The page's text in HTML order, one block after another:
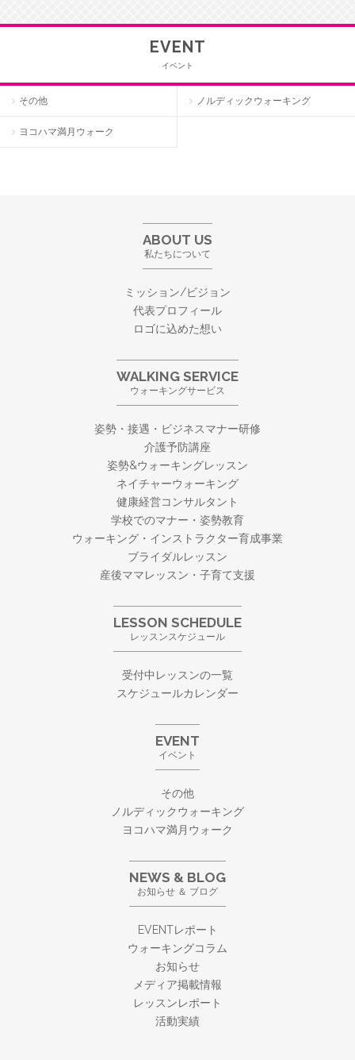
EVENT
イベント
その他 ノルディックウォーキング
ヨコハマ満月ウォーク
ABOUT US
私たちについて
ミッション/ビジョン
代表プロフィール
ロゴに込めた想い
WALKING SERVICE
ウォーキングサービス
姿勢・接遇・ビジネスマナー研修
介護予防講座
姿勢&ウォーキングレッスン
ネイチャーウォーキング
健康経営コンサルタント
学校でのマナー・姿勢教育
ウォーキング・ インストラクター育成事業
ブライダルレッスン
産後ママレッスン・子育て支援
LESSON SCHEDULE
レッスンスケジュール
受付中レッスンの一覧
スケジュールカレンダー
EVENT
イベント
その他
ノルディックウォーキング
ヨコハマ満月ウォーク
NEWS & BLOG
お知らせ ＆ ブログ
EVENTレポート
ウォーキングコラム
お知らせ
メディア掲載情報
レッスンレポート
活動実績